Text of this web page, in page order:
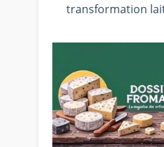
transformation